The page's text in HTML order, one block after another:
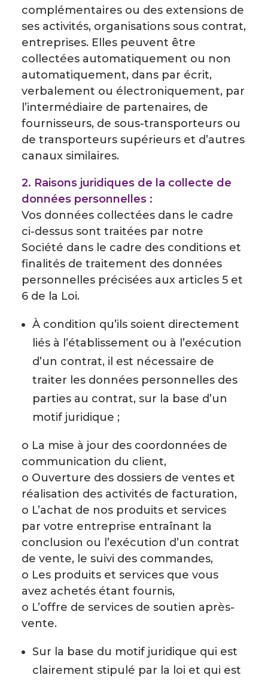
complémentaires ou des extensions de
ses activités, organisations sous contrat,
entreprises. Elles peuvent être
collectées automatiquement ou non
automatiquement, dans par écrit,
verbalement ou électroniquement, par
l’intermédiaire de partenaires, de
fournisseurs, de sous-transporteurs ou
de transporteurs supérieurs et d’autres
canaux similaires.
2. Raisons juridiques de la collecte de
données personnelles :
Vos données collectées dans le cadre
ci-dessus sont traitées par notre
Société dans le cadre des conditions et
finalités de traitement des données
personnelles précisées aux articles 5 et
6 de la Loi.
À condition qu’ils soient directement
liés à l’établissement ou à l’exécution
d’un contrat, il est nécessaire de
traiter les données personnelles des
parties au contrat, sur la base d’un
motif juridique ;
o La mise à jour des coordonnées de
communication du client,
o Ouverture des dossiers de ventes et
réalisation des activités de facturation,
o L’achat de nos produits et services
par votre entreprise entraînant la
conclusion ou l’exécution d’un contrat
de vente, le suivi des commandes,
o Les produits et services que vous
avez achetés étant fournis,
o L’offre de services de soutien après-
vente.
Sur la base du motif juridique qui est
clairement stipulé par la loi et qui est